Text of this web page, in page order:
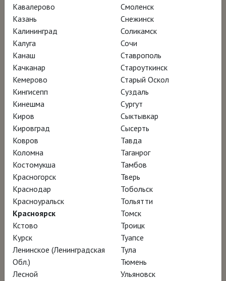
Татьяны Пигарёвой на премьере
фильма в кинотеатре «Иллюзион»
НАГРАДЫ
Фестиваль европейского кино в Севилье –
участник программы
Кинофестиваль Talento Andaluz – участник
программы
Кинофестиваль в Малаге – участник
программы
Кинофестиваль FICG – участник программы
Кинофестиваль MASTER OF ART – участник
программы
Кинофестиваль CINESPAÑA – участник
программы
Фестиваль фильмов об искусстве в Бейруте
– участник программы
Кавалерово
Казань
Калининград
Калуга
Канаш
Качканар
Кемерово
Кингисепп
Кинешма
Киров
Кировград
Ковров
Коломна
Костомукша
Красногорск
Краснодар
Красноуральск
Красноярск
Кстово
Курск
Ленинское (Ленинградская
Обл.)
Лесной
Смоленск
Снежинск
Соликамск
Сочи
Ставрополь
Староуткинск
Старый Оскол
Суздаль
Сургут
Сыктывкар
Сысерть
Тавда
Таганрог
Тамбов
Тверь
Тобольск
Тольятти
Томск
Троицк
Туапсе
Тула
Тюмень
Ульяновск